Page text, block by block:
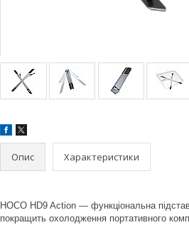
Опис Характеристики
HOCO HD9 Action — функціональна
покращить охолодження портативного